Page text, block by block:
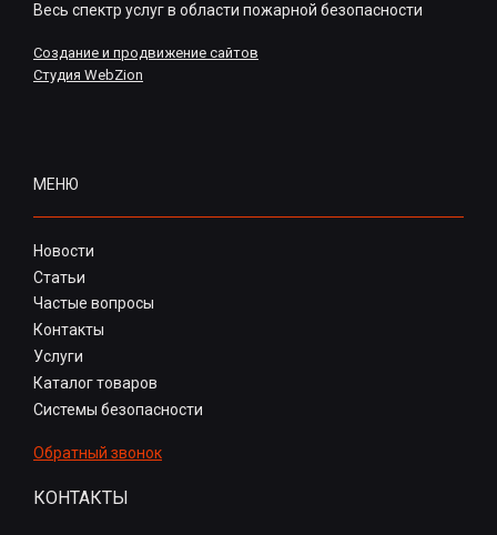
Весь спектр услуг в области пожарной безопасности
Создание и продвижение сайтов
Студия WebZion
МЕНЮ
Новости
Статьи
Частые вопросы
Контакты
Услуги
Каталог товаров
Системы безопасности
Обратный звонок
КОНТАКТЫ